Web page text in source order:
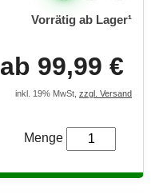
Vorrätig ab Lager¹
ab 99,99 €
inkl. 19% MwSt, zzgl. Versand
Menge